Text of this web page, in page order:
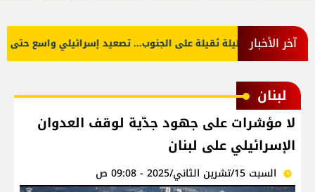
آخر الأخبارليلة ثقيلة على الجنوب... تصعيد إسرائيلي واسع حتى
لبنان
لا مؤشرات على جهود جدّية لوقف العدوان
الإسرائيلي على لبنان
السبت 15/تشرين الثاني/2025 - 09:08 ص